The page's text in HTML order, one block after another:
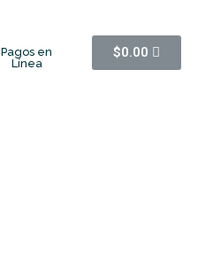
Pagos en
Línea
$0.00